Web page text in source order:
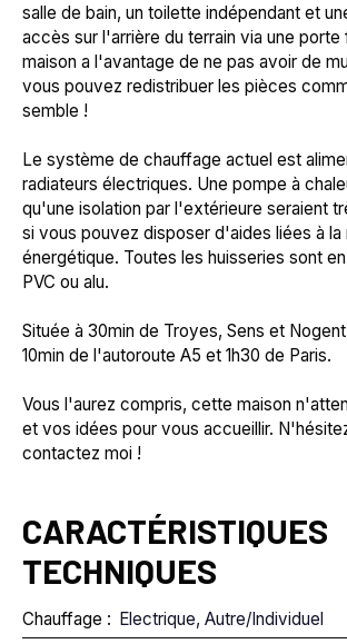
salle de bain, un toilette indépendant et
accès sur l'arrière du terrain via une porte
maison a l'avantage de ne pas avoir de
vous pouvez redistribuer les pièces
semble !
Le système de chauffage actuel est
radiateurs électriques. Une pompe à
qu'une isolation par l'extérieure seraient
si vous pouvez disposer d'aides liées à la
énergétique. Toutes les huisseries sont
PVC ou alu.
Située à 30min de Troyes, Sens et
10min de l'autoroute A5 et 1h30 de Paris.
Vous l'aurez compris, cette maison
et vos idées pour vous accueillir.
contactez moi !
CARACTÉRISTIQUES
TECHNIQUES
Chauffage : Electrique, Autre/Individuel